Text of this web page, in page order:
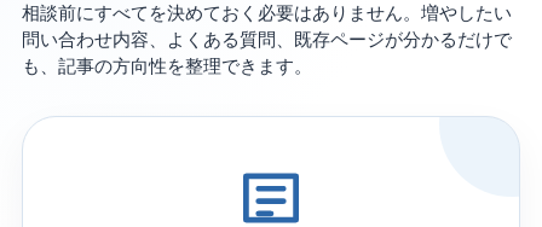
相談前にすべてを決めておく必要はありません。増やしたい
問い合わせ内容、よくある質問、既存ページが分かるだけで
も、記事の方向性を整理できます。